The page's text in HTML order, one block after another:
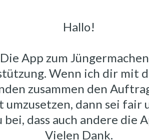
Hallo!
App zum
Wenn ich dir mit
zusammen den
dann sei fair
bei, dass auch andere die
Vielen Dank.